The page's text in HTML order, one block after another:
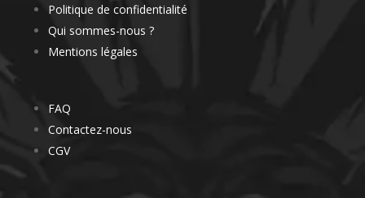
Politique de confidentialité
Qui sommes-nous ?
Mentions légales
FAQ
Contactez-nous
CGV